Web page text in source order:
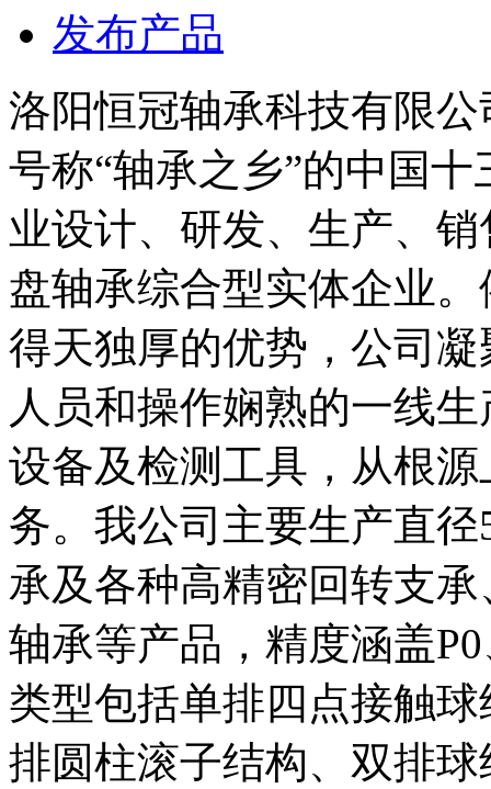
发布产品
洛阳恒冠轴承科技有限
号称“轴承之乡”的中国
业设计、研发、生产、
盘轴承综合型实体企业
得天独厚的优势，公司
人员和操作娴熟的一线
设备及检测工具，从根
务。我公司主要生产直径
承及各种高精密回转支
轴承等产品，精度涵盖P0
类型包括单排四点接触
排圆柱滚子结构、双排